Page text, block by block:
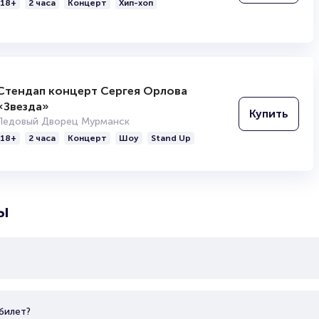
«Он тебя целует». Артисты расстались в августе
г. Сергей Жуков начал использовать название бывшей группы
18+ 2 часа Концерт Хип-хоп
концерт Сергея Орлова
Дворец Мурманск
18+ 2 часа Концерт Шоу Stand Up
Купить